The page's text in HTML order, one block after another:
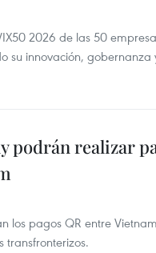
2026 de las 50
su innovación, gobernanza
podrán realizar
los pagos QR entre
transfronterizos.